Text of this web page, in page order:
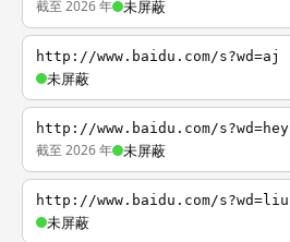
截至 2026 年 未屏蔽
http://www.baidu.com/s?wd=aj
未屏蔽
http://www.baidu.com/s?wd=hey
截至 2026 年 未屏蔽
http://www.baidu.com/s?wd=liu
未屏蔽